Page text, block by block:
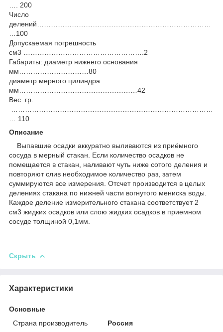
…. 200
Число
делений…………………………………………………………………
…100
Допускаемая погрешность
см3 …………………………………………….2
Габариты: диаметр нижнего основания
мм…………………………80
диаметр мерного цилиндра
мм……………………………………………42
Вес гр.
… 110
Описание
Выпавшие осадки аккуратно выливаются из приёмного
сосуда в мерный стакан. Если количество осадков не
помещается в стакан, наливают чуть ниже сотого деления и
повторяют слив необходимое количество раз, затем
суммируются все измерения. Отсчет производится в целых
делениях стакана по нижней части вогнутого мениска воды.
Каждое деление измерительного стакана соответствует 2
см3 жидких осадков или слою жидких осадков в приемном
сосуде толщиной 0,1мм.
Скрыть
Характеристики
Основные
Страна производитель
Россия